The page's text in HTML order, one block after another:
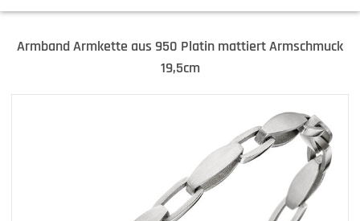
Armband Armkette aus 950 Platin mattiert Armschmuck
19,5cm